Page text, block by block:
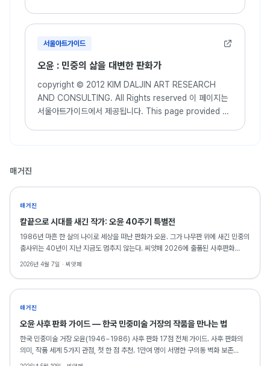
서울아트가이드
오윤 : 민중의 삶을 대변한 판화가
copyright © 2012 KIM DALJIN ART RESEARCH
AND CONSULTING. All Rights reserved 이 페이지는
서울아트가이드에서 제공됩니다. This page provided by
매거진
매거진
칼끝으로 시대를 새긴 작가: 오윤 40주기 특별전
1986년 마흔 한 살의 나이로 세상을 떠난 판화가 오윤. 그가 나무판 위에 새긴 민중의
춤사위는 40년이 지난 지금도 멈추지 않는다. 씨앗페 2026에 출품된 사후판화
18점은, 그의 예술이 동료 예술인의 금융 안전망으로 다시 태어나는 역설적이고도
2026년 4월 7일 · 씨앗페
매거진
오윤 사후 판화 가이드 — 한국 민중미술 거장의 작품을 만나는 법
한국 민중미술 거장 오윤(1946~1986) 사후 판화 17점 전체 가이드. 사후 판화의
의미, 작품 세계 5가지 관점, 첫 한 점 추천. 1만여 명이 서명한 구의동 벽화 보존
운동과 함께.